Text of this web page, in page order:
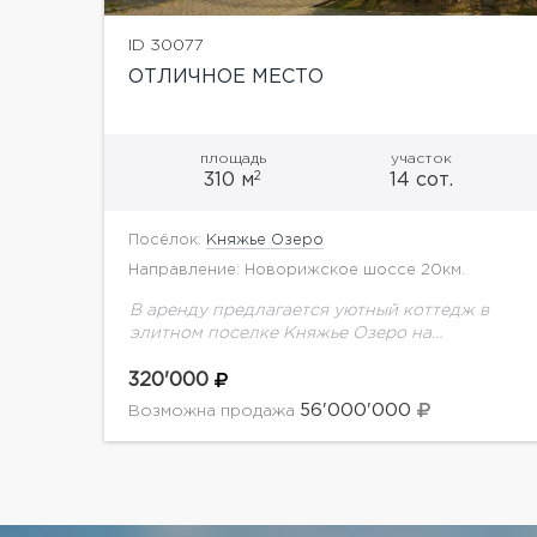
ID 30077
ОТЛИЧНОЕ МЕСТО
площадь
310 м2
участок
14 сот.
Посёлок: Княжье Озеро
Направление: Новорижское шоссе 20км.
В аренду предлагается уютный коттедж в
элитном поселке Княжье Озеро на
этаж: вестибюльная группа (тамбур,
прихожая, гардеробная, небольшой холл,
320'000
Возможна продажа 56'000'000